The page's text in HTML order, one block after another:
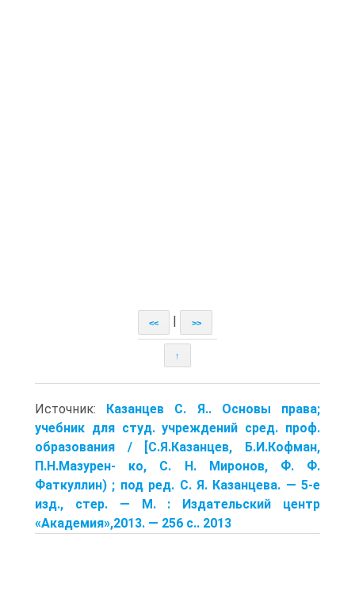
<< >>
↑
Источник: Казанцев С. Я.. Основы права;
учебник для студ. учреждений сред. проф.
образования / [С.Я.Казанцев, Б.И.Кофман,
П.Н.Мазурен- ко, С. Н. Миронов, Ф. Ф.
Фаткуллин) ; под ред. С. Я. Казан­цева. — 5-е
изд., стер. — М. : Издательский центр
«Акаде­мия»,2013. — 256 с.. 2013